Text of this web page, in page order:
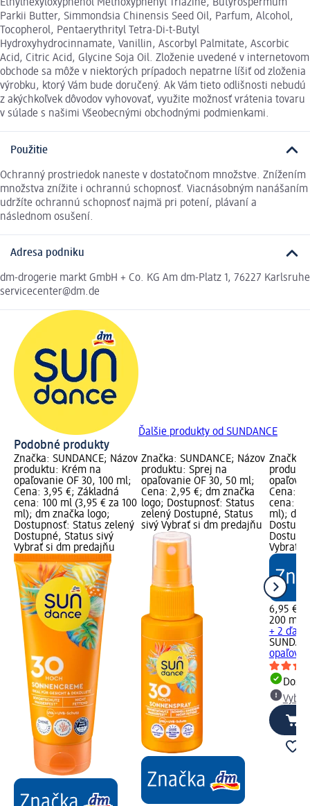
Ethylhexyloxyphenol Methoxyphenyl Triazine, Butyrospermum
Parkii Butter, Simmondsia Chinensis Seed Oil, Parfum, Alcohol,
Tocopherol, Pentaerythrityl Tetra-Di-t-Butyl
Hydroxyhydrocinnamate, Vanillin, Ascorbyl Palmitate, Ascorbic
Acid, Citric Acid, Glycine Soja Oil. Zloženie uvedené v internetovom
obchode sa môže v niektorých prípadoch nepatrne líšiť od zloženia
výrobku, ktorý Vám bude doručený. Ak Vám tieto odlišnosti nebudú
z akýchkoľvek dôvodov vyhovovať, využite možnosť vrátenia tovaru
v súlade s našimi Všeobecnými obchodnými podmienkami.
Použitie
Ochranný prostriedok naneste v dostatočnom množstve. Znížením
množstva znížite i ochrannú schopnosť. Viacnásobným nanášaním
udržíte ochrannú schopnosť najmä pri potení, plávaní a
následnom osušení.
Adresa podniku
dm-drogerie markt GmbH + Co. KG Am dm-Platz 1, 76227 Karlsruhe
servicecenter@dm.de
Ďalšie produkty od SUNDANCE
Podobné produkty
Značka: SUNDANCE; Názov
produktu: Krém na
opaľovanie OF 30, 100 ml;
Cena: 3,95 €; Základná
cena: 100 ml (3,95 € za 100
ml); dm značka logo;
Dostupnosť: Status zelený
Dostupné, Status sivý
Vybrať si dm predajňu
Značka: SUNDANCE; Názov
produktu: Sprej na
opaľovanie OF 30, 50 ml;
Cena: 2,95 €; dm značka
logo; Dostupnosť: Status
zelený Dostupné, Status
sivý Vybrať si dm predajňu
Značka:
Cena:
cena:
ml); dm
Vybrať
6,95 €
200 ml
+ 2